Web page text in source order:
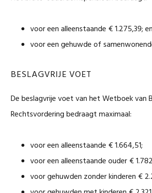
voor een alleenstaande € 1.275,39; en
voor een gehuwde of
BESLAGVRIJE VOET
De beslagvrije voet van het Wetboek van
Rechtsvordering bedraagt maximaal:
voor een alleenstaande € 1.664,51;
voor een alleenstaande ouder €
voor gehuwden zonder kinderen €